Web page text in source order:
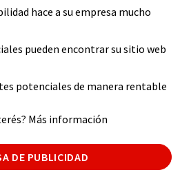
hace a su empresa mucho
pueden encontrar su sitio web
potenciales de manera rentable
Más información
DE PUBLICIDAD